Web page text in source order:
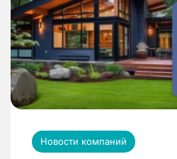
Новости компаний